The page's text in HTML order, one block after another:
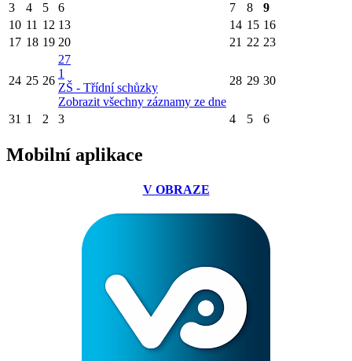
3
4 5 6 7 8
9
10 11 12 13 14 15 16
17 18 19 20 21 22 23
24 25 26
27
1
ZŠ - Třídní schůzky
Zobrazit všechny záznamy ze dne
28 29 30
31 1 2 3 4 5 6
Mobilní aplikace
V OBRAZE